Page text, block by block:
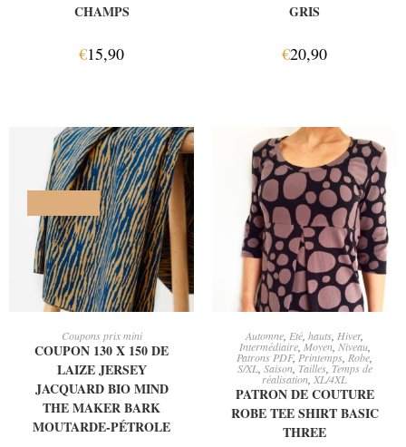
CHAMPS
€15,90
GRIS
€20,90
Coupons prix mini
COUPON 130 X 150 DE
LAIZE JERSEY
JACQUARD BIO MIND
THE MAKER BARK
MOUTARDE-PÉTROLE
CHOIX DES OPTIONS
Automne, Eté, hauts, Hiver,
Intermédiaire,Moyen, Niveau,
Patrons PDF, Printemps, Robe,
S/XL, Saison, Tailles, Temps de
réalisation, XL/4XL
PATRON DE COUTURE
ROBE TEE SHIRT BASIC
THREE